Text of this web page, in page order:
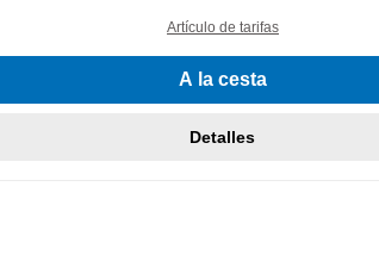
Artículo de tarifas
A la cesta
Detalles